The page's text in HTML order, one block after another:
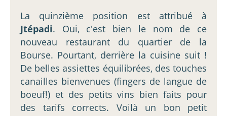
La quinzième position est attribué à
Jtépadi. Oui, c'est bien le nom de ce
nouveau restaurant du quartier de la
Bourse. Pourtant, derrière la cuisine suit !
De belles assiettes équilibrées, des touches
canailles bienvenues (fingers de langue de
boeuf!) et des petits vins bien faits pour
des tarifs corrects. Voilà un bon petit